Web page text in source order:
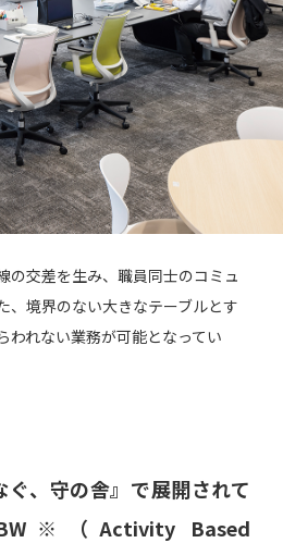
の交差を生み、職員同士のコミュ
、境界のない大きなテーブルとす
われない業務が可能となってい
、守の舎』で展開されて
（Activity Based